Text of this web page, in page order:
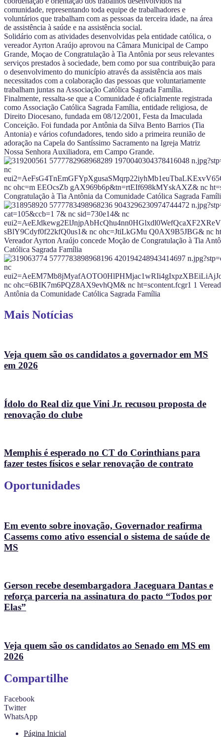
comunidade, representando toda equipe de trabalhadores e
voluntários que trabalham com as pessoas da terceira idade, na área
de assistência à saúde e na assistência social.
Solidário com as atividades desenvolvidas pela entidade católica, o
vereador Ayrton Araújo aprovou na Câmara Municipal de Campo
Grande, Moçao de Congratulação à Tia Antônia por seus relevantes
serviços prestados à sociedade, bem como por sua contribuição para
o desenvolvimento do município através da assistência aos mais
necessitados com a colaboração das pessoas que voluntariamente
trabalham juntas na Associação Católica Sagrada Família.
Finalmente, ressalta-se que a Comunidade é oficialmente registrada
como Associação Católica Sagrada Família, entidade religiosa, de
Direito Diocesano, fundada em 08/12/2001, Festa da Imaculada
Conceição. Foi fundada por Antônia da Silva Bento Barrios (Tia
Antonia) e vários cofundadores, tendo sido a primeira reunião de
adoração na Capela do Santíssimo Sacramento na Igreja Matriz
Nossa Senhora Auxiliadora, em Campo Grande.
Mais Notícias
Veja quem são os candidatos a governador em MS
em 2026
Ídolo do Real diz que Vini Jr. recusou proposta de
renovação do clube
Memphis é esperado no CT do Corinthians para
fazer testes físicos e selar renovação de contrato
Oportunidades
Em evento sobre inovação, Governador reafirma
Cassems como ativo essencial o sistema de saúde de
MS
Gerson recebe desembargadora Jaceguara Dantas e
reforça parceria na assinatura do pacto “Todos por
Elas”
Veja quem são os candidatos ao Senado em MS em
2026
Compartilhe
Facebook
Twitter
WhatsApp
Página Inicial